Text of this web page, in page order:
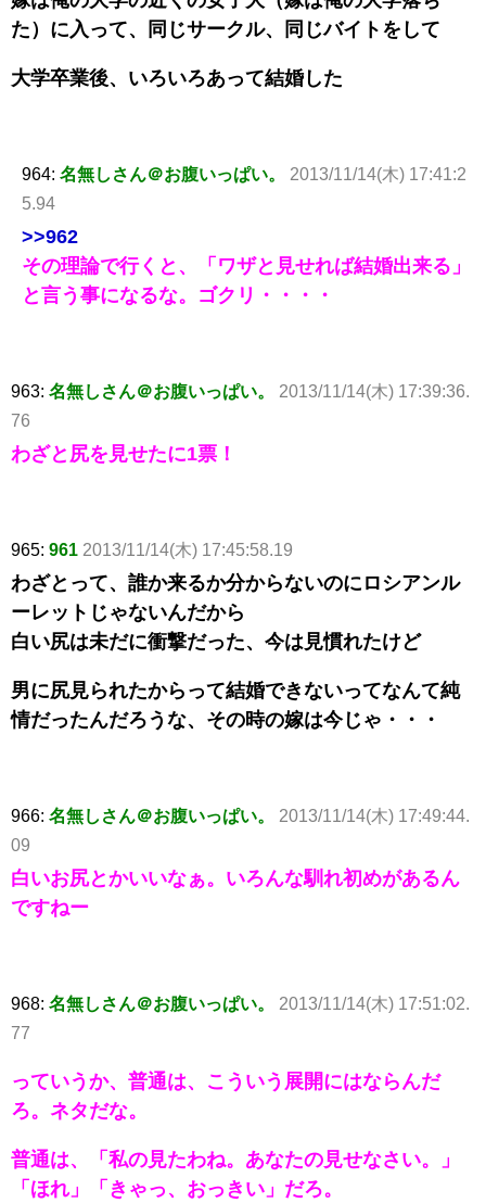
た）に入って、同じサークル、同じバイトをして
大学卒業後、いろいろあって結婚した
964: 名無しさん＠お腹いっぱい。
2013/11/14(木) 17:41:2
5.94
>>962
その理論で行くと、「ワザと見せれば結婚出来る」
と言う事になるな。ゴクリ・・・・
963: 名無しさん＠お腹いっぱい。
2013/11/14(木) 17:39:36.
76
わざと尻を見せたに1票！
965: 961 2013/11/14(木) 17:45:58.19
わざとって、誰か来るか分からないのにロシアンル
ーレットじゃないんだから
白い尻は未だに衝撃だった、今は見慣れたけど
男に尻見られたからって結婚できないってなんて純
情だったんだろうな、その時の嫁は今じゃ・・・
966: 名無しさん＠お腹いっぱい。
2013/11/14(木) 17:49:44.
09
白いお尻とかいいなぁ。いろんな馴れ初めがあるん
ですねー
968: 名無しさん＠お腹いっぱい。
2013/11/14(木) 17:51:02.
77
っていうか、普通は、こういう展開にはならんだ
ろ。ネタだな。
普通は、「私の見たわね。あなたの見せなさい。」
「ほれ」「きゃっ、おっきい」だろ。